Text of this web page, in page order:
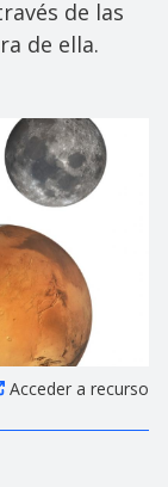
de las
de ella.
Acceder a recurso